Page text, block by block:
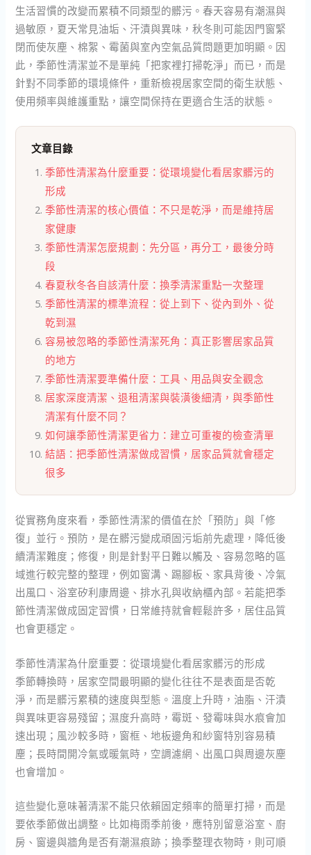
生活習慣的改變而累積不同類型的髒污。春天容易有潮濕與
過敏原，夏天常見油垢、汗漬與異味，秋冬則可能因門窗緊
閉而使灰塵、棉絮、霉菌與室內空氣品質問題更加明顯。因
此，季節性清潔並不是單純「把家裡打掃乾淨」而已，而是
針對不同季節的環境條件，重新檢視居家空間的衛生狀態、
使用頻率與維護重點，讓空間保持在更適合生活的狀態。
文章目錄
季節性清潔為什麼重要：從環境變化看居家髒污的
形成
季節性清潔的核心價值：不只是乾淨，而是維持居
家健康
季節性清潔怎麼規劃：先分區，再分工，最後分時
段
春夏秋冬各自該清什麼：換季清潔重點一次整理
季節性清潔的標準流程：從上到下、從內到外、從
乾到濕
容易被忽略的季節性清潔死角：真正影響居家品質
的地方
季節性清潔要準備什麼：工具、用品與安全觀念
居家深度清潔、退租清潔與裝潢後細清，與季節性
清潔有什麼不同？
如何讓季節性清潔更省力：建立可重複的檢查清單
結語：把季節性清潔做成習慣，居家品質就會穩定
很多
從實務角度來看，季節性清潔的價值在於「預防」與「修
復」並行。預防，是在髒污變成頑固污垢前先處理，降低後
續清潔難度；修復，則是針對平日難以觸及、容易忽略的區
域進行較完整的整理，例如窗溝、踢腳板、家具背後、冷氣
出風口、浴室矽利康周邊、排水孔與收納櫃內部。若能把季
節性清潔做成固定習慣，日常維持就會輕鬆許多，居住品質
也會更穩定。
季節性清潔為什麼重要：從環境變化看居家髒污的形成
季節轉換時，居家空間最明顯的變化往往不是表面是否乾
淨，而是髒污累積的速度與型態。溫度上升時，油脂、汗漬
與異味更容易殘留；濕度升高時，霉斑、發霉味與水痕會加
速出現；風沙較多時，窗框、地板邊角和紗窗特別容易積
塵；長時間開冷氣或暖氣時，空調濾網、出風口與周邊灰塵
也會增加。
這些變化意味著清潔不能只依賴固定頻率的簡單打掃，而是
要依季節做出調整。比如梅雨季前後，應特別留意浴室、廚
房、窗邊與牆角是否有潮濕痕跡；換季整理衣物時，則可順